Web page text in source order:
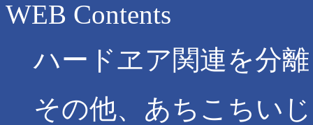
WEB Contents
ハードヱア関連を分
その他、あちこちい